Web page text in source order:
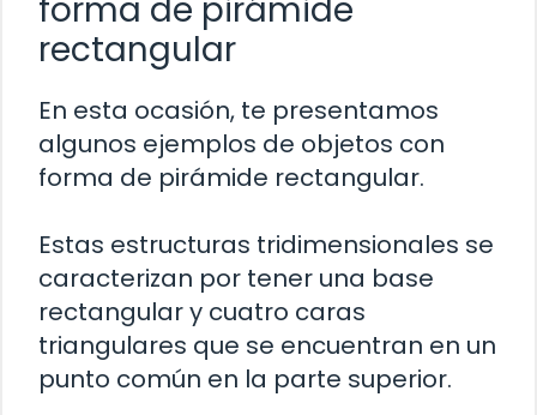
forma de pirámide
rectangular
En esta ocasión, te presentamos
algunos ejemplos de objetos con
forma de pirámide rectangular.
Estas estructuras tridimensionales se
caracterizan por tener una base
rectangular y cuatro caras
triangulares que se encuentran en un
punto común en la parte superior.